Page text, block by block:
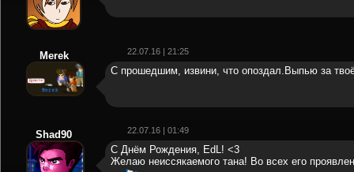
22.07.16 | 21:25
Merek
С прошедшим, извини, что опоздал.Выпью за
22.07.16 | 01:49
Shad90
С Днём Рождения, EdL! <3
Желаю неиссякаемого тана! Во всех его